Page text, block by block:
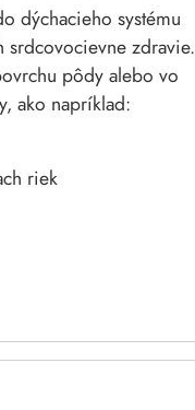
dýchacieho systému
zdravie.
pôdy alebo vo
ako napríklad:
riek